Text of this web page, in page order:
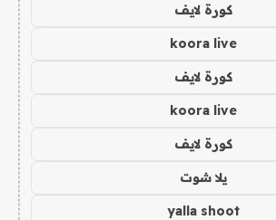
كورة لايف
koora live
كورة لايف
koora live
كورة لايف
يلا شوت
yalla shoot